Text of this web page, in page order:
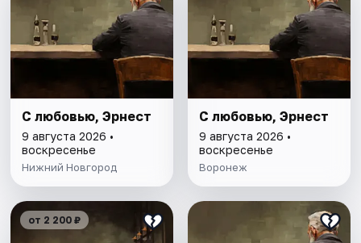
С любовью, Эрнест
9 августа 2026 •
воскресенье
Нижний Новгород
С любовью, Эрнест
9 августа 2026 •
воскресенье
Воронеж
от 2 200 ₽